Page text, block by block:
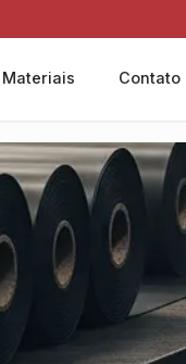
Materiais Contato